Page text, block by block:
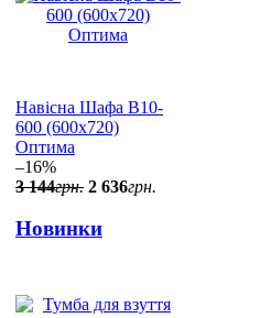
Навісна Шафа В10-
600 (600x720)
Оптима
–16%
3 144грн. 2 636грн.
Новинки